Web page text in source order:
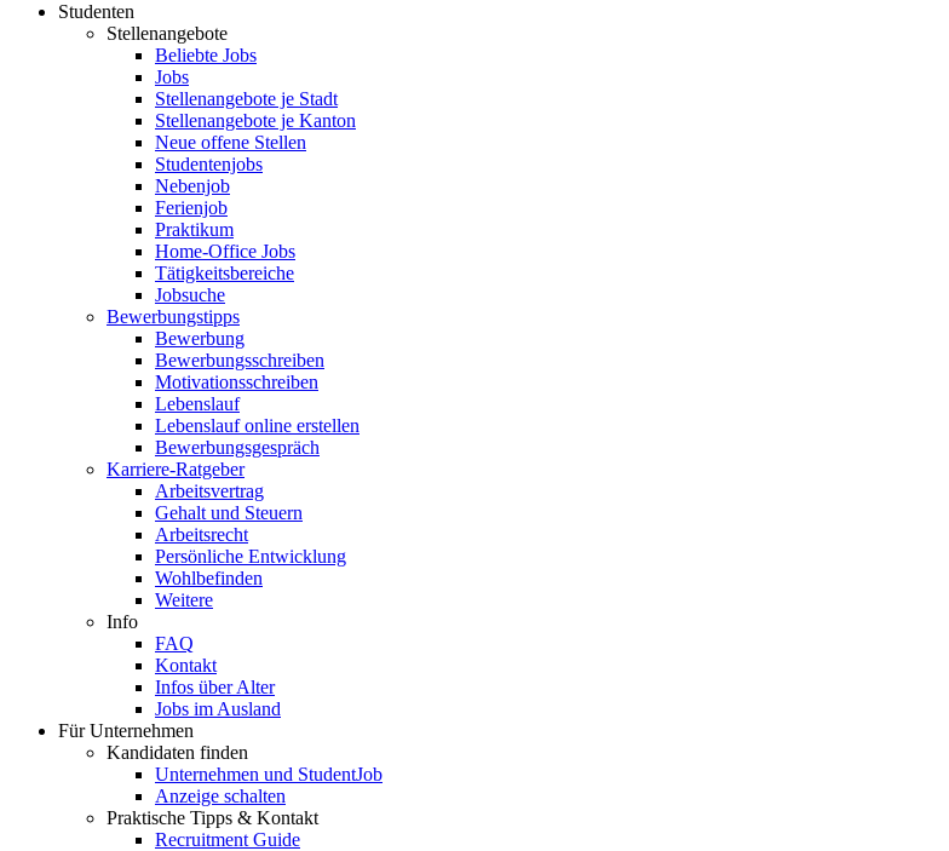
Studenten
Stellenangebote
Beliebte Jobs
Jobs
Stellenangebote je Stadt
Stellenangebote je Kanton
Neue offene Stellen
Studentenjobs
Nebenjob
Ferienjob
Praktikum
Home-Office Jobs
Tätigkeitsbereiche
Jobsuche
Bewerbungstipps
Bewerbung
Bewerbungsschreiben
Motivationsschreiben
Lebenslauf
Lebenslauf online erstellen
Bewerbungsgespräch
Karriere-Ratgeber
Arbeitsvertrag
Gehalt und Steuern
Arbeitsrecht
Persönliche Entwicklung
Wohlbefinden
Weitere
Info
FAQ
Kontakt
Infos über Alter
Jobs im Ausland
Für Unternehmen
Kandidaten finden
Unternehmen und StudentJob
Anzeige schalten
Praktische Tipps & Kontakt
Recruitment Guide